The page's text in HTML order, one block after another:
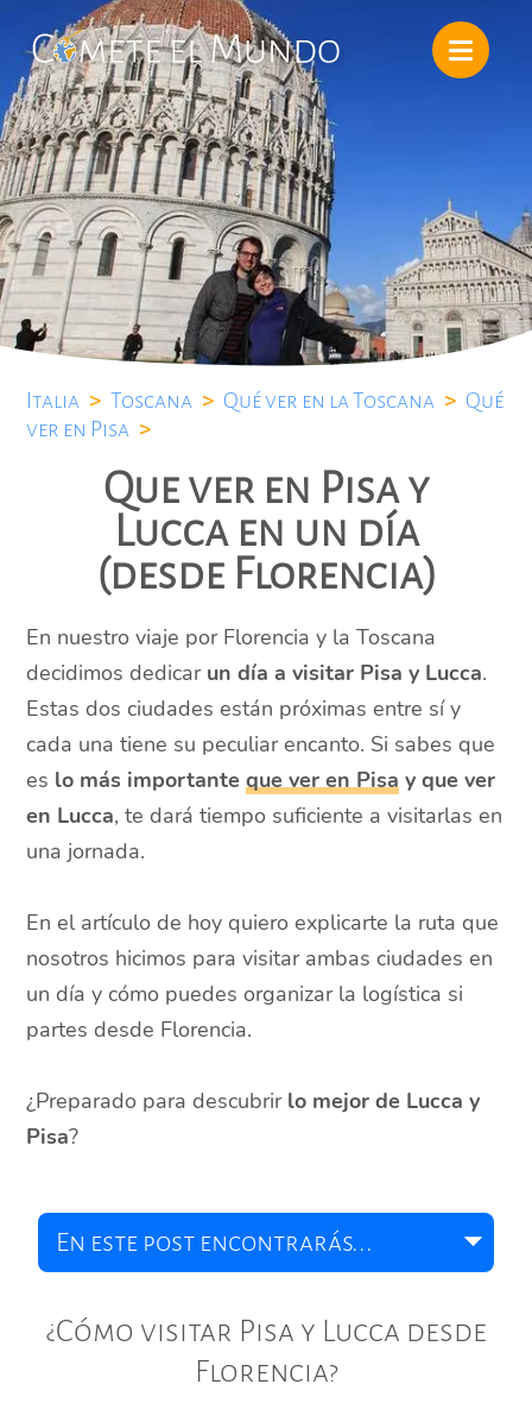
Italia > Toscana > Qué ver en la Toscana > Qué
ver en Pisa >
Que ver en Pisa y
Lucca en un día
(desde Florencia)
En nuestro viaje por Florencia y la Toscana
decidimos dedicarun día a visitar Pisa y Lucca.
Estas dos ciudades están próximas entre sí y
cada una tiene su peculiar encanto. Si sabes que
es lo más importanteque ver en Pisa y que ver
en Lucca, te dará tiempo suficiente a visitarlas en
una jornada.
En el artículo de hoy quiero explicarte la ruta que
nosotros hicimos para visitar ambas ciudades en
un día y cómo puedes organizar la logística si
partes desde Florencia.
¿Preparado para descubrir lo mejor de Lucca y
Pisa?
¿Cómo visitar Pisa y Lucca desde
Florencia?